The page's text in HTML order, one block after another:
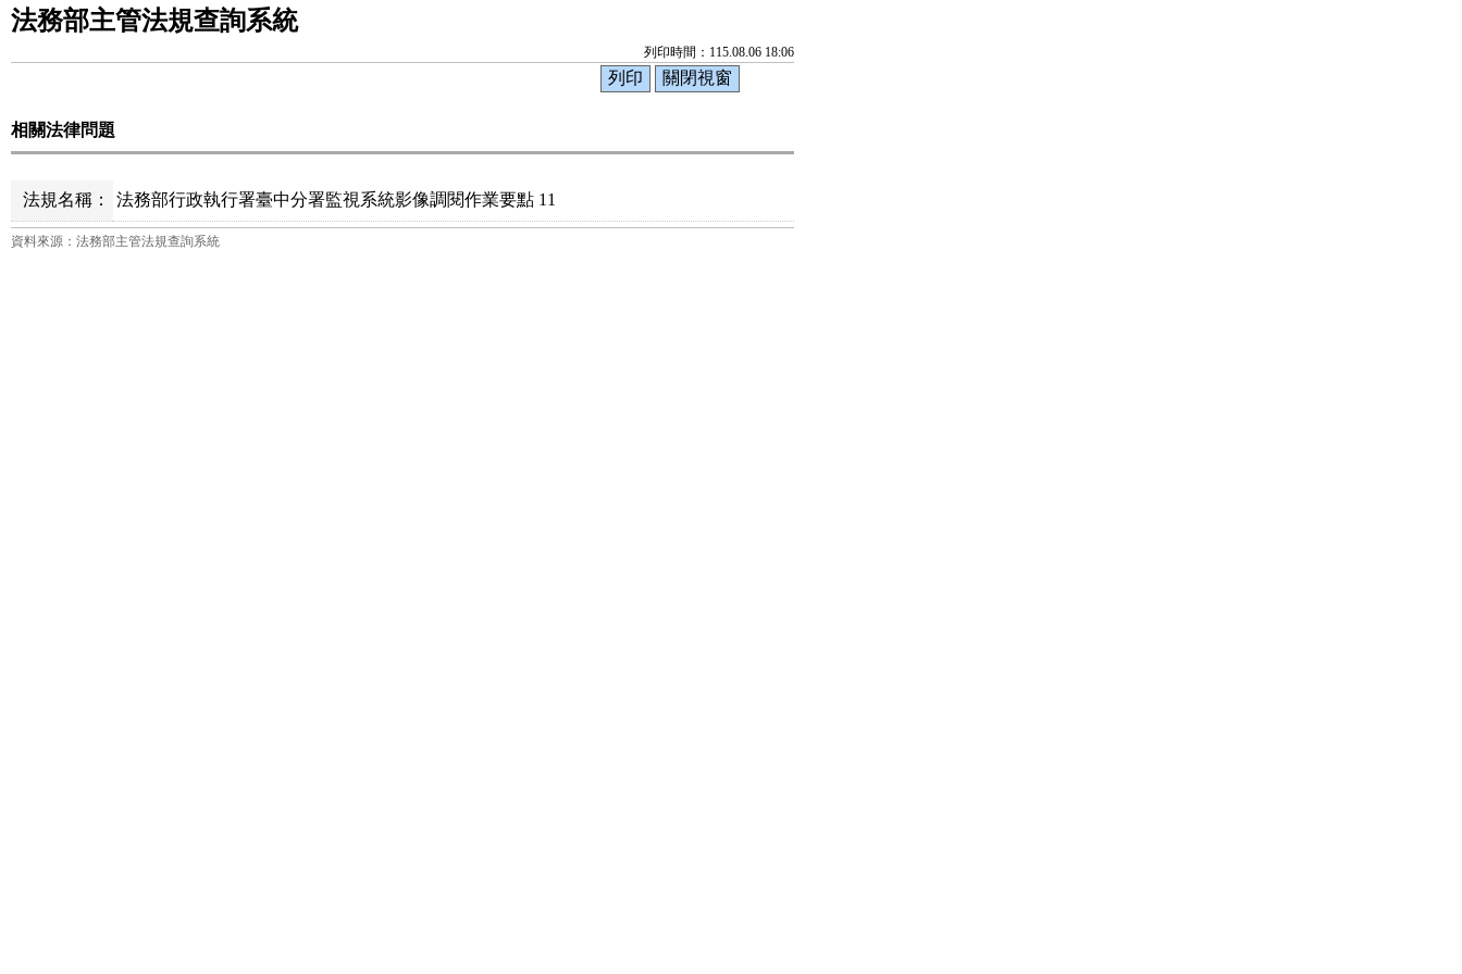
法務部主管法規查詢系統
列印時間：115.08.06 18:06
相關法律問題
法規名稱： 法務部行政執行署臺中分署監視系統影像調閱作業要點 11
資料來源：法務部主管法規查詢系統